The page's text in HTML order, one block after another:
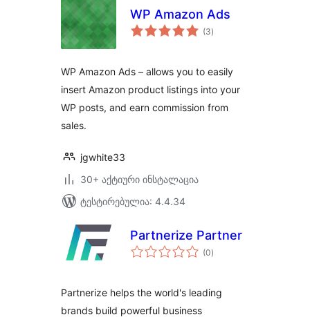
WP Amazon Ads
(3საერთო
რეიტინგი
)
WP Amazon Ads – allows you to easily
insert Amazon product listings into your
WP posts, and earn commission from
sales.
jgwhite33
30+ აქტიური ინსტალაცია
ტესტირებულია: 4.4.34
Partnerize Partner
(0საერთო
რეიტინგი
)
Partnerize helps the world's leading
brands build powerful business